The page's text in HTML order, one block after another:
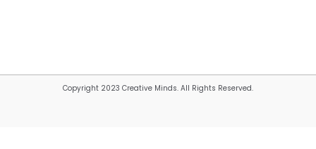
Copyright 2023 Creative Minds. All Rights Reserved.